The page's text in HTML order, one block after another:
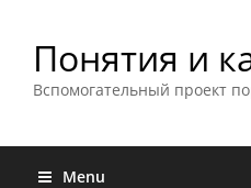
Понятия и
Вспомогательный проект
Menu